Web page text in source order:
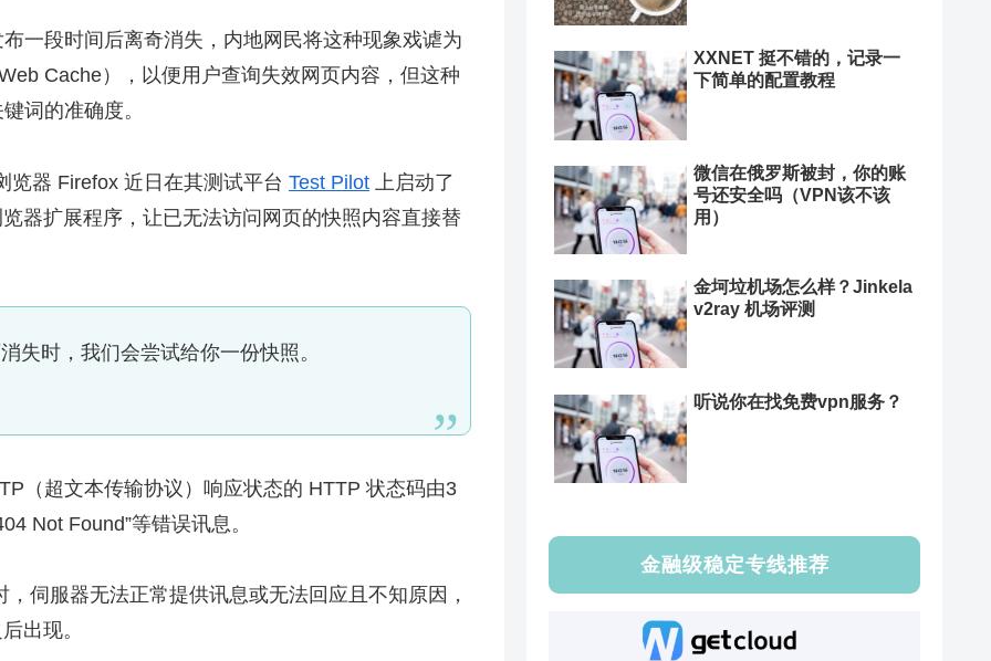
一段时间后离奇消失，内地网民将这种现象戏谑为
Cache），以便用户查询失效网页内容，但这种
词的准确度。
览器 Firefox 近日在其测试平台 Test Pilot 上启动了
器扩展程序，让已无法访问网页的快照内容直接替
失时，我们会尝试给你一份快照。
（超文本传输协议）响应状态的 HTTP 状态码由3
Not Found”等错误讯息。
伺服器无法正常提供讯息或无法回应且不知原因，
出现。
XXNET 挺不错的，记录一
下简单的配置教程
微信在俄罗斯被封，你的账
号还安全吗（VPN该不该
用）
金坷垃机场怎么样？Jinkela
v2ray 机场评测
听说你在找免费vpn服务？
金融级稳定专线推荐